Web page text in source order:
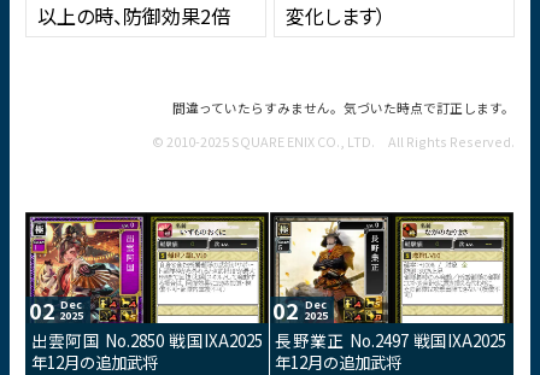
以上の時、防御効果2倍
変化します）
間違っていたらすみません。気づいた時点で訂正します。
© 2010-2025 SQUARE ENIX CO., LTD. All Rights Reserved.
02 Dec
2025
出雲阿国 No.2850 戦国IXA2025
年12月の追加武将
02 Dec
2025
長野業正 No.2497 戦国IXA2025
年12月の追加武将